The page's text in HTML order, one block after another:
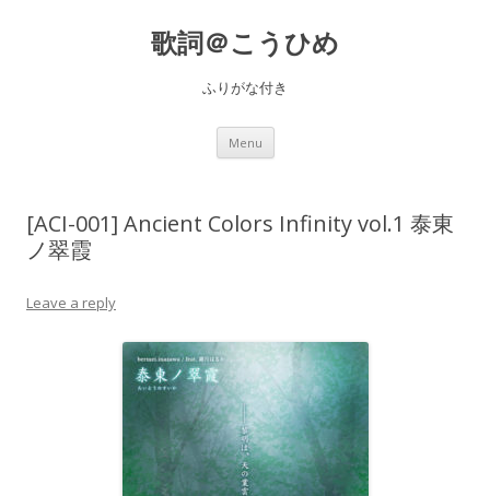
歌詞＠こうひめ
ふりがな付き
Menu Skip to content
[ACI-001] Ancient Colors Infinity vol.1 泰東
ノ翠霞
Leave a reply